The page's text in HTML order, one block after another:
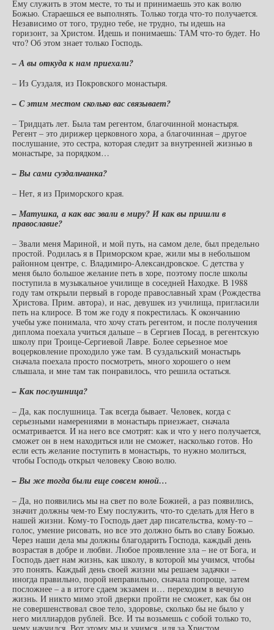
Ему служить в этом месте, то ты и принимаешь это как волю
Божью. Стараешься ее выполнять. Только тогда что-то получается.
Независимо от того, трудно тебе, не трудно, ты идешь на
горизонт, за Христом. Идешь и понимаешь: ТАМ что-то будет. Но
что? Об этом знает только Господь.
– А вы откуда к нам приехали?
– Из Суздаля, из Покровского монастыря.
– С этим местом сколько вас связывает?
– Тридцать лет. Была там регентом, благочинной монастыря.
Регент – это дирижер церковного хора, а благочинная – другое
послушание, это сестра, которая следит за внутренней жизнью в
монастыре, за порядком…
– Вы сами суздальчанка?
– Нет, я из Приморского края.
– Матушка, а как вас звали в миру? И как вы пришли в
православие?
– Звали меня Мариной, и мой путь, на самом деле, был предельно
простой. Родилась я в Приморском крае, жили мы в небольшом
районном центре, с. Владимиро-Александровское. С детства у
меня было большое желание петь в хоре, поэтому после школы
поступила в музыкальное училище в соседней Находке. В 1988
году там открыли первый в городе православный храм (Рождества
Христова. Прим. автора), и нас, девушек из училища, пригласили
петь на клиросе. В том же году я покрестилась. К окончанию
учебы уже понимала, что хочу стать регентом, и после получения
диплома поехала учиться дальше – в Сергиев Посад, в регентскую
школу при Троице-Сергиевой Лавре. Более серьезное мое
воцерковление проходило уже там. В суздальский монастырь
сначала поехала просто посмотреть, много хорошего о нем
слышала, и мне там так понравилось, что решила остаться.
– Как послушница?
– Да, как послушница. Так всегда бывает. Человек, когда с
серьезными намерениями в монастырь приезжает, сначала
осматривается. И на него все смотрят: как и что у него получается,
сможет он в нем находиться или не сможет, насколько готов. Но
если есть желание поступить в монастырь, то нужно молиться,
чтобы Господь открыл человеку Свою волю.
– Вы же тогда были еще совсем юной…
– Да, но появились мы на свет по воле Божией, а раз появились,
значит должны чем-то Ему послужить, что-то сделать для Него в
нашей жизни. Кому-то Господь дает дар писательства, кому-то –
голос, умение рисовать, но все это должно быть во славу Божью.
Через наши дела мы должны благодарить Господа, каждый день
возрастая в добре и любви. Любое проявление зла – не от Бога, и
Господь дает нам жизнь, как школу, в которой мы учимся, чтобы
это понять. Каждый день своей жизни мы решаем задачки –
иногда правильно, порой неправильно, сначала попроще, затем
посложнее – а в итоге сдаем экзамен и… переходим в вечную
жизнь. И никто мимо этой дверки пройти не сможет, как бы он
не совершенствовал свое тело, здоровье, сколько бы не было у
него миллиардов рублей. Все. И ты возьмешь с собой только то,